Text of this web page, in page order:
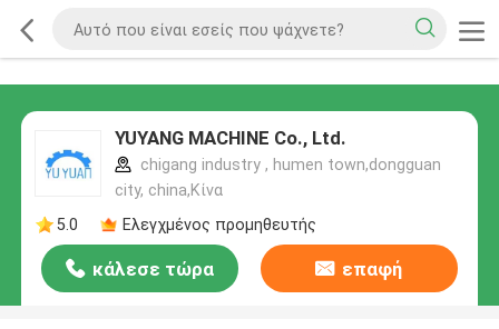
YUYANG MACHINE Co., Ltd.
chigang industry , humen town,dongguan
city, china,Κίνα
5.0
Ελεγχμένος προμηθευτής
κάλεσε τώρα επαφή